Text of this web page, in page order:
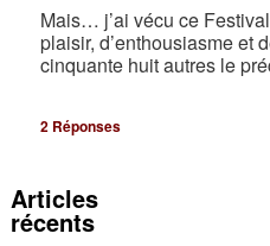
Mais… j’ai vécu ce
plaisir, d’enthousiasme et
cinquante huit autres le
2 Réponses
Articles
récents